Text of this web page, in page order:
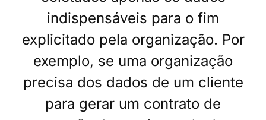
indispensáveis para o fim
explicitado pela organização. Por
exemplo, se uma organização
precisa dos dados de um cliente
para gerar um contrato de